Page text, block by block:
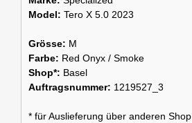
Model: Tero X 5.0 2023
Grösse: M
Farbe: Red Onyx / Smoke
Shop*: Basel
Auftragsnummer: 1219527_3
* für Auslieferung über anderen Shop